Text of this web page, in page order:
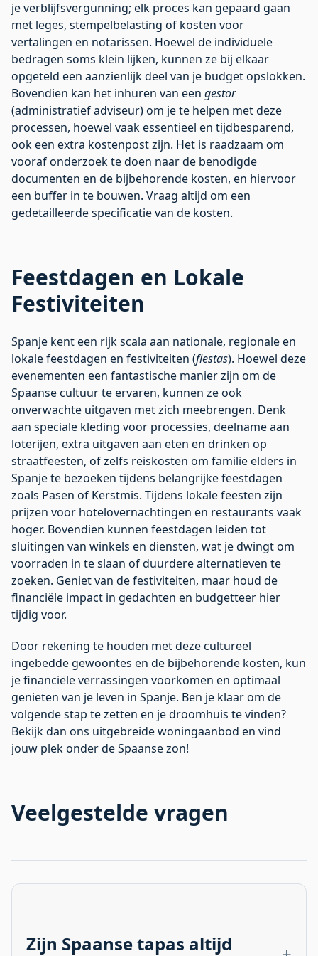
je verblijfsvergunning; elk proces kan gepaard gaan
met leges, stempelbelasting of kosten voor
vertalingen en notarissen. Hoewel de individuele
bedragen soms klein lijken, kunnen ze bij elkaar
opgeteld een aanzienlijk deel van je budget opslokken.
Bovendien kan het inhuren van een gestor
(administratief adviseur) om je te helpen met deze
processen, hoewel vaak essentieel en tijdbesparend,
ook een extra kostenpost zijn. Het is raadzaam om
vooraf onderzoek te doen naar de benodigde
documenten en de bijbehorende kosten, en hiervoor
een buffer in te bouwen. Vraag altijd om een
gedetailleerde specificatie van de kosten.
Feestdagen en Lokale
Festiviteiten
Spanje kent een rijk scala aan nationale, regionale en
lokale feestdagen en festiviteiten (fiestas). Hoewel deze
evenementen een fantastische manier zijn om de
Spaanse cultuur te ervaren, kunnen ze ook
onverwachte uitgaven met zich meebrengen. Denk
aan speciale kleding voor processies, deelname aan
loterijen, extra uitgaven aan eten en drinken op
straatfeesten, of zelfs reiskosten om familie elders in
Spanje te bezoeken tijdens belangrijke feestdagen
zoals Pasen of Kerstmis. Tijdens lokale feesten zijn
prijzen voor hotelovernachtingen en restaurants vaak
hoger. Bovendien kunnen feestdagen leiden tot
sluitingen van winkels en diensten, wat je dwingt om
voorraden in te slaan of duurdere alternatieven te
zoeken. Geniet van de festiviteiten, maar houd de
financiële impact in gedachten en budgetteer hier
tijdig voor.
Door rekening te houden met deze cultureel
ingebedde gewoontes en de bijbehorende kosten, kun
je financiële verrassingen voorkomen en optimaal
genieten van je leven in Spanje. Ben je klaar om de
volgende stap te zetten en je droomhuis te vinden?
Bekijk dan ons uitgebreidewoningaanbod en vind
jouw plek onder de Spaanse zon!
Veelgestelde vragen
Zijn Spaanse tapas altijd